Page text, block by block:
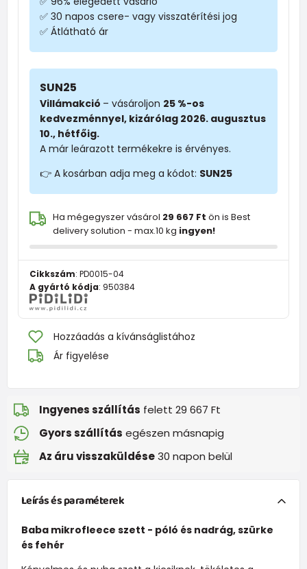
✅ 30 napos csere- vagy visszatérítési jog
✅ Átlátható ár
SUN25
Villámakció – vásároljon 25 %-os
kedvezménnyel, kizárólag 2026. augusztus
10., hétfőig.
A már leárazott termékekre is érvényes.
👉 A kosárban adja meg a kódot: SUN25
Ha mégegyszer vásárol 29 667 Ft ön is Best
delivery solution - max.10 kg ingyen!
Cikkszám: PD0015-04
A gyártó kódja: 950384
Hozzáadás a kívánságlistához
Ár figyelése
Ingyenes szállítás felett 29 667 Ft
Gyors szállítás egészen másnapig
Az áru visszaküldése30 napon belül
Leírás és paraméterek
Baba mikrofleece szett - póló és nadrág, szürke
és fehér